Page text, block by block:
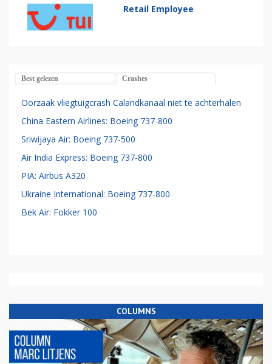
Retail Employee
Best gelezen Crashes
Oorzaak vliegtuigcrash Calandkanaal niet te achterhalen
China Eastern Airlines: Boeing 737-800
Sriwijaya Air: Boeing 737-500
Air India Express: Boeing 737-800
PIA: Airbus A320
Ukraine International: Boeing 737-800
Bek Air: Fokker 100
COLUMNS